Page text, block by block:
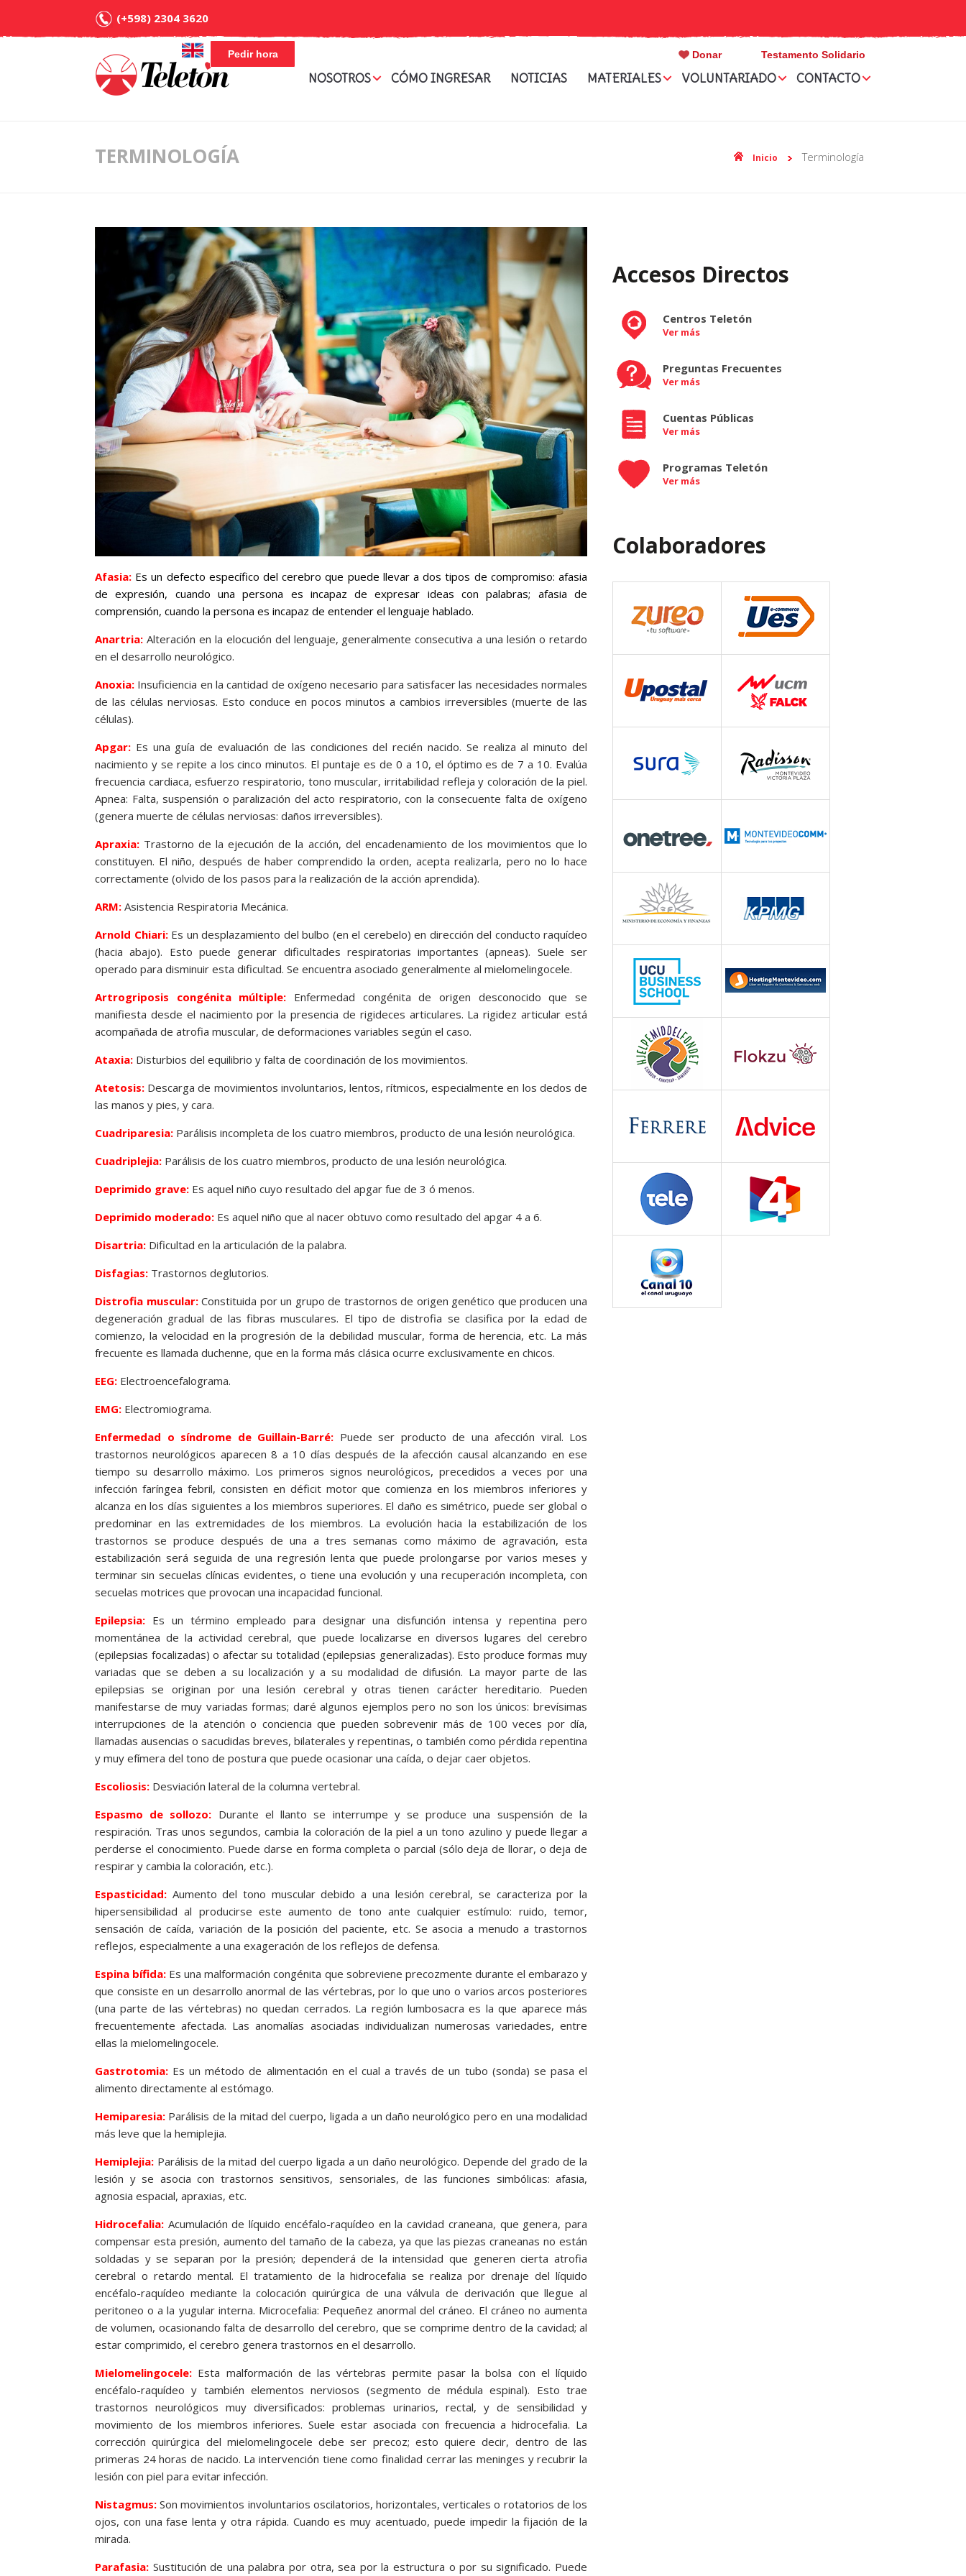
(+598) 2304 3620
Testamento Solidario
Donar
Pedir hora
NOSOTROS CÓMO INGRESAR NOTICIAS MATERIALES VOLUNTARIADO CONTACTO
TERMINOLOGÍA Inicio terminología
Afasia: Es un defecto específico del cerebro que puede llevar a dos tipos de compromiso: afasia
de expresión, cuando una persona es incapaz de expresar ideas con palabras; afasia de
comprensión, cuando la persona es incapaz de entender el lenguaje hablado.
Anartria: Alteración en la elocución del lenguaje, generalmente consecutiva a una lesión o retardo
en el desarrollo neurológico.
Anoxia: Insuficiencia en la cantidad de oxígeno necesario para satisfacer las necesidades normales
de las células nerviosas. Esto conduce en pocos minutos a cambios irreversibles (muerte de las
células).
Apgar: Es una guía de evaluación de las condiciones del recién nacido. Se realiza al minuto del
nacimiento y se repite a los cinco minutos. El puntaje es de 0 a 10, el óptimo es de 7 a 10. Evalúa
frecuencia cardiaca, esfuerzo respiratorio, tono muscular, irritabilidad refleja y coloración de la piel.
Apnea: Falta, suspensión o paralización del acto respiratorio, con la consecuente falta de oxígeno
(genera muerte de células nerviosas: daños irreversibles).
Apraxia: Trastorno de la ejecución de la acción, del encadenamiento de los movimientos que lo
constituyen. El niño, después de haber comprendido la orden, acepta realizarla, pero no lo hace
correctamente (olvido de los pasos para la realización de la acción aprendida).
ARM: Asistencia Respiratoria Mecánica.
Arnold Chiari: Es un desplazamiento del bulbo (en el cerebelo) en dirección del conducto raquídeo
(hacia abajo). Esto puede generar dificultades respiratorias importantes (apneas). Suele ser
operado para disminuir esta dificultad. Se encuentra asociado generalmente al mielomelingocele.
Artrogriposis congénita múltiple: Enfermedad congénita de origen desconocido que se
manifiesta desde el nacimiento por la presencia de rigideces articulares. La rigidez articular está
acompañada de atrofia muscular, de deformaciones variables según el caso.
Ataxia: Disturbios del equilibrio y falta de coordinación de los movimientos.
Atetosis: Descarga de movimientos involuntarios, lentos, rítmicos, especialmente en los dedos de
las manos y pies, y cara.
Cuadriparesia: Parálisis incompleta de los cuatro miembros, producto de una lesión neurológica.
Cuadriplejia: Parálisis de los cuatro miembros, producto de una lesión neurológica.
Deprimido grave: Es aquel niño cuyo resultado del apgar fue de 3 ó menos.
Deprimido moderado: Es aquel niño que al nacer obtuvo como resultado del apgar 4 a 6.
Disartria: Dificultad en la articulación de la palabra.
Disfagias: Trastornos deglutorios.
Distrofia muscular:Constituida por un grupo de trastornos de origen genético que producen una
degeneración gradual de las fibras musculares. El tipo de distrofia se clasifica por la edad de
comienzo, la velocidad en la progresión de la debilidad muscular, forma de herencia, etc. La más
frecuente es llamada duchenne, que en la forma más clásica ocurre exclusivamente en chicos.
EEG: Electroencefalograma.
EMG: Electromiograma.
Enfermedad o síndrome de Guillain-Barré: Puede ser producto de una afección viral. Los
trastornos neurológicos aparecen 8 a 10 días después de la afección causal alcanzando en ese
tiempo su desarrollo máximo. Los primeros signos neurológicos, precedidos a veces por una
infección faríngea febril, consisten en déficit motor que comienza en los miembros inferiores y
alcanza en los días siguientes a los miembros superiores. El daño es simétrico, puede ser global o
predominar en las extremidades de los miembros. La evolución hacia la estabilización de los
trastornos se produce después de una a tres semanas como máximo de agravación, esta
estabilización será seguida de una regresión lenta que puede prolongarse por varios meses y
terminar sin secuelas clínicas evidentes, o tiene una evolución y una recuperación incompleta, con
secuelas motrices que provocan una incapacidad funcional.
Epilepsia: Es un término empleado para designar una disfunción intensa y repentina pero
momentánea de la actividad cerebral, que puede localizarse en diversos lugares del cerebro
(epilepsias focalizadas) o afectar su totalidad (epilepsias generalizadas). Esto produce formas muy
variadas que se deben a su localización y a su modalidad de difusión. La mayor parte de las
epilepsias se originan por una lesión cerebral y otras tienen carácter hereditario. Pueden
manifestarse de muy variadas formas; daré algunos ejemplos pero no son los únicos: brevísimas
interrupciones de la atención o conciencia que pueden sobrevenir más de 100 veces por día,
llamadas ausencias o sacudidas breves, bilaterales y repentinas, o también como pérdida repentina
y muy efímera del tono de postura que puede ocasionar una caída, o dejar caer objetos.
Escoliosis: Desviación lateral de la columna vertebral.
Espasmo de sollozo: Durante el llanto se interrumpe y se produce una suspensión de la
respiración. Tras unos segundos, cambia la coloración de la piel a un tono azulino y puede llegar a
perderse el conocimiento. Puede darse en forma completa o parcial (sólo deja de llorar, o deja de
respirar y cambia la coloración, etc.).
Espasticidad: Aumento del tono muscular debido a una lesión cerebral, se caracteriza por la
hipersensibilidad al producirse este aumento de tono ante cualquier estímulo: ruido, temor,
sensación de caída, variación de la posición del paciente, etc. Se asocia a menudo a trastornos
reflejos, especialmente a una exageración de los reflejos de defensa.
Espina bífida: Es una malformación congénita que sobreviene precozmente durante el embarazo y
que consiste en un desarrollo anormal de las vértebras, por lo que uno o varios arcos posteriores
(una parte de las vértebras) no quedan cerrados. La región lumbosacra es la que aparece más
frecuentemente afectada. Las anomalías asociadas individualizan numerosas variedades, entre
ellas la mielomelingocele.
Gastrotomia: Es un método de alimentación en el cual a través de un tubo (sonda) se pasa el
alimento directamente al estómago.
Hemiparesia: Parálisis de la mitad del cuerpo, ligada a un daño neurológico pero en una modalidad
más leve que la hemiplejia.
Hemiplejia: Parálisis de la mitad del cuerpo ligada a un daño neurológico. Depende del grado de la
lesión y se asocia con trastornos sensitivos, sensoriales, de las funciones simbólicas: afasia,
agnosia espacial, apraxias, etc.
Hidrocefalia: Acumulación de líquido encéfalo-raquídeo en la cavidad craneana, que genera, para
compensar esta presión, aumento del tamaño de la cabeza, ya que las piezas craneanas no están
soldadas y se separan por la presión; dependerá de la intensidad que generen cierta atrofia
cerebral o retardo mental. El tratamiento de la hidrocefalia se realiza por drenaje del líquido
encéfalo-raquídeo mediante la colocación quirúrgica de una válvula de derivación que llegue al
peritoneo o a la yugular interna. Microcefalia: Pequeñez anormal del cráneo. El cráneo no aumenta
de volumen, ocasionando falta de desarrollo del cerebro, que se comprime dentro de la cavidad; al
estar comprimido, el cerebro genera trastornos en el desarrollo.
Mielomelingocele: Esta malformación de las vértebras permite pasar la bolsa con el líquido
encéfalo-raquídeo y también elementos nerviosos (segmento de médula espinal). Esto trae
trastornos neurológicos muy diversificados: problemas urinarios, rectal, y de sensibilidad y
movimiento de los miembros inferiores. Suele estar asociada con frecuencia a hidrocefalia. La
corrección quirúrgica del mielomelingocele debe ser precoz; esto quiere decir, dentro de las
primeras 24 horas de nacido. La intervención tiene como finalidad cerrar las meninges y recubrir la
lesión con piel para evitar infección.
Nistagmus:Son movimientos involuntarios oscilatorios, horizontales, verticales o rotatorios de los
ojos, con una fase lenta y otra rápida. Cuando es muy acentuado, puede impedir la fijación de la
mirada.
Parafasia: Sustitución de una palabra por otra, sea por la estructura o por su significado. Puede
Accesos Directos
Centros Teletón
Ver más
Preguntas Frecuentes
Ver más
Cuentas Públicas
Ver más
Programas Teletón
Ver más
Colaboradores